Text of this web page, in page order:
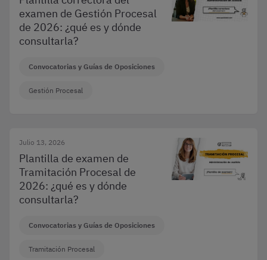
examen de Gestión Procesal
de 2026: ¿qué es y dónde
consultarla?
Convocatorias y Guías de Oposiciones
Gestión Procesal
Julio 13, 2026
Plantilla de examen de
Tramitación Procesal de
2026: ¿qué es y dónde
consultarla?
Convocatorias y Guías de Oposiciones
Tramitación Procesal